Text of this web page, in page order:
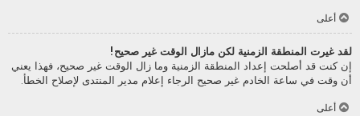
أعلى
لقد غيرت المنطقة الزمنية لكن مازال الوقت غير صحيح!
إن كنت قد أصلحت إعداد المنطقة الزمنية وما زال الوقت غير صحيح، فهذا يعني
أن وقت في ساعة الخادم غير صحيح الرجاء إعلام مدير المنتدى لإصلاح الخطأ.
أعلى